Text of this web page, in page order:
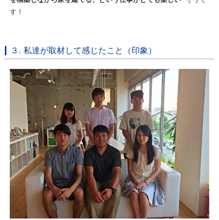
す！
３. 私達が取材して感じたこと（印象）